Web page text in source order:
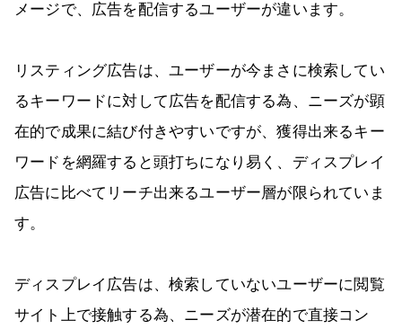
メージで、広告を配信するユーザーが違います。
リスティング広告は、ユーザーが今まさに検索してい
るキーワードに対して広告を配信する為、ニーズが顕
在的で成果に結び付きやすいですが、獲得出来るキー
ワードを網羅すると頭打ちになり易く、ディスプレイ
広告に比べてリーチ出来るユーザー層が限られていま
す。
ディスプレイ広告は、検索していないユーザーに閲覧
サイト上で接触する為、ニーズが潜在的で直接コン